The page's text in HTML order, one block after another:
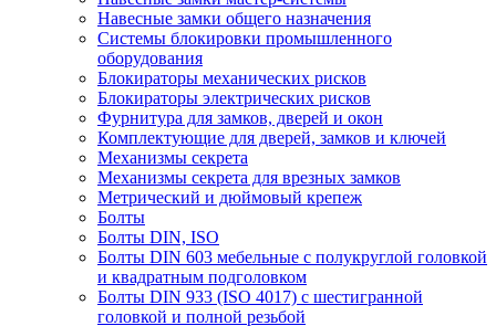
Навесные замки общего назначения
Системы блокировки промышленного
оборудования
Блокираторы механических рисков
Блокираторы электрических рисков
Фурнитура для замков, дверей и окон
Комплектующие для дверей, замков и ключей
Механизмы секрета
Механизмы секрета для врезных замков
Метрический и дюймовый крепеж
Болты
Болты DIN, ISO
Болты DIN 603 мебельные с полукруглой головкой
и квадратным подголовком
Болты DIN 933 (ISO 4017) с шестигранной
головкой и полной резьбой